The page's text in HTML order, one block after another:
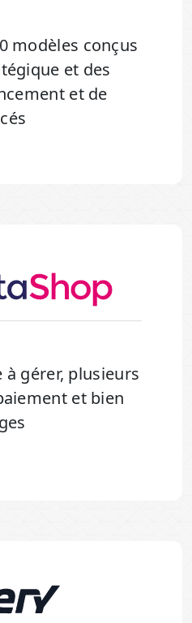
modèles conçus
et des
et de
à gérer, plusieurs
et bien